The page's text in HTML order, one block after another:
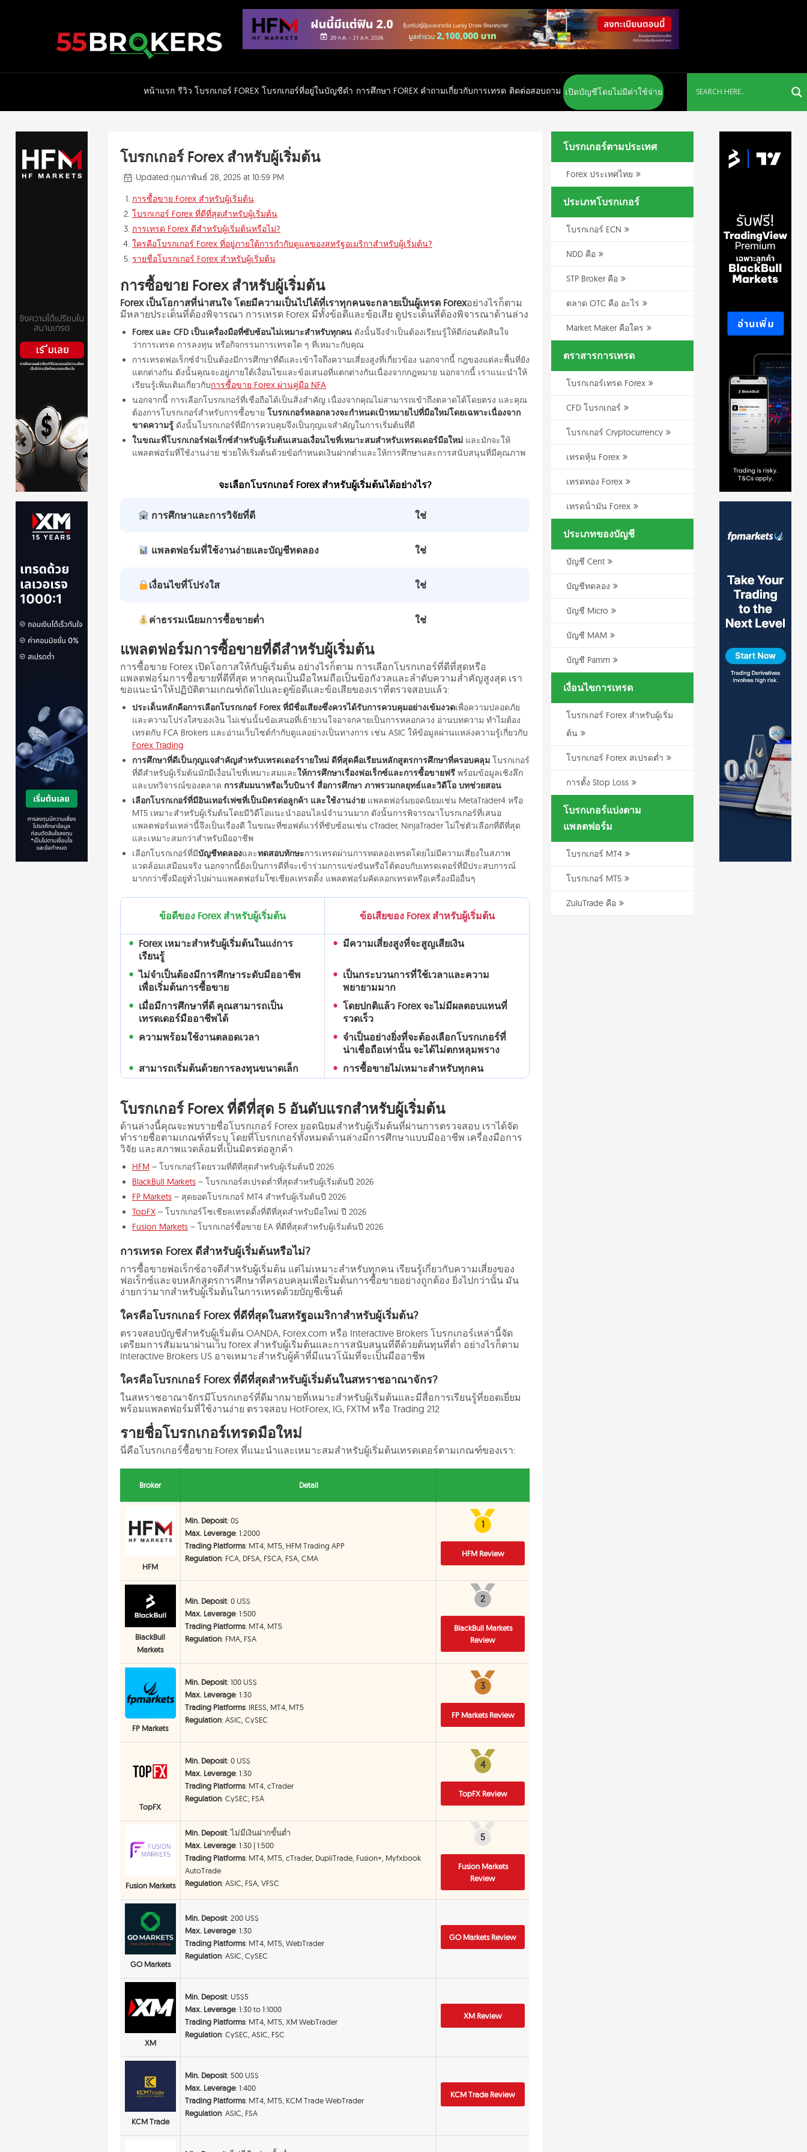
หน้าแรก รีวิว โบรกเกอร์ FOREX โบรกเกอร์ที่อยู่ในบัญชีดำ การศึกษา FOREX คำถามเกี่ยวกับการเทรด ติดต่อสอบถาม เปิดบัญชีโดยไม่มีค่าใช้จ่าย
โบรกเกอร์ Forex สำหรับผู้เริ่มต้น
Updated:กุมภาพันธ์ 28, 2025 at 10:59 PM
การซื้อขาย Forex สำหรับผู้เริ่มต้น
โบรกเกอร์ Forex ที่ดีที่สุดสำหรับผู้เริ่มต้น
การเทรด Forex ดีสำหรับผู้เริ่มต้นหรือไม่?
ใครคือโบรกเกอร์ Forex ที่อยู่ภายใต้การกำกับดูแลของสหรัฐอเมริกาสำหรับผู้เริ่มต้น?
รายชื่อโบรกเกอร์ Forex สำหรับผู้เริ่มต้น
การซื้อขาย Forex สำหรับผู้เริ่มต้น
Forex เป็นโอกาสที่น่าสนใจ โดยมีความเป็นไปได้ที่เราทุกคนจะกลายเป็นผู้เทรด Forexอย่างไรก็ตาม
มีหลายประเด็นที่ต้องพิจารณา การเทรด Forex มีทั้งข้อดีและข้อเสีย ดูประเด็นที่ต้องพิจารณาด้านล่าง
Forex และ CFD เป็นเครื่องมือที่ซับซ้อนไม่เหมาะสำหรับทุกคน ดังนั้นจึงจำเป็นต้องเรียนรู้ให้ดีก่อนตัดสินใจ
ว่าการเทรด การลงทุน หรือกิจกรรมการเทรดใด ๆ ที่เหมาะกับคุณ
การเทรดฟอเร็กซ์จำเป็นต้องมีการศึกษาที่ดีและเข้าใจถึงความเสี่ยงสูงที่เกี่ยวข้อง นอกจากนี้ กฎของแต่ละพื้นที่ยัง
แตกต่างกัน ดังนั้นคุณจะอยู่ภายใต้เงื่อนไขและข้อเสนอที่แตกต่างกันเนื่องจากกฎหมาย นอกจากนี้ เราแนะนำให้
เรียนรู้เพิ่มเติมเกี่ยวกับการซื้อขาย Forex ผ่านคู่มือ NFA
นอกจากนี้ การเลือกโบรกเกอร์ที่เชื่อถือได้เป็นสิ่งสำคัญ เนื่องจากคุณไม่สามารถเข้าถึงตลาดได้โดยตรง และคุณ
ต้องการโบรกเกอร์สำหรับการซื้อขาย โบรกเกอร์หลอกลวงจะกำหนดเป้าหมายไปที่มือใหม่โดยเฉพาะเนื่องจาก
ขาดความรู้ ดังนั้นโบรกเกอร์ที่มีการควบคุมจึงเป็นกุญแจสำคัญในการเริ่มต้นที่ดี
ในขณะที่โบรกเกอร์ฟอเร็กซ์สำหรับผู้เริ่มต้นเสนอเงื่อนไขที่เหมาะสมสำหรับเทรดเดอร์มือใหม่ และมักจะให้
แพลตฟอร์มที่ใช้งานง่าย ช่วยให้เริ่มต้นด้วยข้อกำหนดเงินฝากต่ำและให้การศึกษาและการสนับสนุนที่มีคุณภาพ
จะเลือกโบรกเกอร์ Forex สำหรับผู้เริ่มต้นได้อย่างไร?
การศึกษาและการวิจัยที่ดี ใช่
แพลตฟอร์มที่ใช้งานง่ายและบัญชีทดลอง ใช่
เงื่อนไขที่โปร่งใส ใช่
ค่าธรรมเนียมการซื้อขายต่ำ ใช่
แพลตฟอร์มการซื้อขายที่ดีสำหรับผู้เริ่มต้น
การซื้อขาย Forex เปิดโอกาสให้กับผู้เริ่มต้น อย่างไรก็ตาม การเลือกโบรกเกอร์ที่ดีที่สุดหรือ
แพลตฟอร์มการซื้อขายที่ดีที่สุด หากคุณเป็นมือใหม่ถือเป็นข้อกังวลและลำดับความสำคัญสูงสุด เรา
ขอแนะนำให้ปฏิบัติตามเกณฑ์ถัดไปและดูข้อดีและข้อเสียของเราที่ตรวจสอบแล้ว:
ประเด็นหลักคือการเลือกโบรกเกอร์ Forex ที่มีชื่อเสียงซึ่งควรได้รับการควบคุมอย่างเข้มงวดเพื่อความปลอดภัย
และความโปร่งใสของเงิน ไม่เช่นนั้นข้อเสนอที่เย้ายวนใจอาจกลายเป็นการหลอกลวง อ่านบทความ ทำไมต้อง
เทรดกับ FCA Brokers และอ่านเว็บไซต์กำกับดูแลอย่างเป็นทางการ เช่น ASIC ให้ข้อมูลผ่านแหล่งความรู้เกี่ยวกับ
Forex Trading
การศึกษาที่ดีเป็นกุญแจสำคัญสำหรับเทรดเดอร์รายใหม่ ดีที่สุดคือเรียนหลักสูตรการศึกษาที่ครอบคลุม โบรกเกอร์
ที่ดีสำหรับผู้เริ่มต้นมักมีเงื่อนไขที่เหมาะสมและให้การศึกษาเรื่องฟอเร็กซ์และการซื้อขายฟรี พร้อมข้อมูลเชิงลึก
และบทวิจารณ์ของตลาด การสัมมนาหรือเว็บบินาร์ สื่อการศึกษา ภาพรวมกลยุทธ์และวิดีโอ บทช่วยสอน
เลือกโบรกเกอร์ที่มีอินเทอร์เฟซที่เป็นมิตรต่อลูกค้า และใช้งานง่าย แพลตฟอร์มยอดนิยมเช่น MetaTrader4 หรือ
MT5 เหมาะสำหรับผู้เริ่มต้นโดยมีวิดีโอแนะนำออนไลน์จำนวนมาก ดังนั้นการพิจารณาโบรกเกอร์ที่เสนอ
แพลตฟอร์มเหล่านี้จึงเป็นเรื่องดี ในขณะที่ซอฟต์แวร์ที่ซับซ้อนเช่น cTrader, NinjaTrader ไม่ใช่ตัวเลือกที่ดีที่สุด
และเหมาะสมกว่าสำหรับมืออาชีพ
เลือกโบรกเกอร์ที่มีบัญชีทดลองและทดสอบทักษะการเทรดผ่านการทดลองเทรดโดยไม่มีความเสี่ยงในสภาพ
แวดล้อมเสมือนจริง นอกจากนี้ยังเป็นการดีที่จะเข้าร่วมการแข่งขันหรือโต้ตอบกับเทรดเดอร์ที่มีประสบการณ์
มากกว่าซึ่งมีอยู่ทั่วไปผ่านแพลตฟอร์มโซเชียลเทรดดิ้ง แพลตฟอร์มคัดลอกเทรดหรือเครื่องมืออื่นๆ
ข้อดีของ Forex สำหรับผู้เริ่มต้น ข้อเสียของ Forex สำหรับผู้เริ่มต้น
Forex เหมาะสำหรับผู้เริ่มต้นในแง่การ
เรียนรู้
มีความเสี่ยงสูงที่จะสูญเสียเงิน
ไม่จำเป็นต้องมีการศึกษาระดับมืออาชีพ
เพื่อเริ่มต้นการซื้อขาย
เป็นกระบวนการที่ใช้เวลาและความ
พยายามมาก
เมื่อมีการศึกษาที่ดี คุณสามารถเป็น
เทรดเดอร์มืออาชีพได้
โดยปกติแล้ว Forex จะไม่มีผลตอบแทนที่
รวดเร็ว
ความพร้อมใช้งานตลอดเวลา
จำเป็นอย่างยิ่งที่จะต้องเลือกโบรกเกอร์ที่
น่าเชื่อถือเท่านั้น จะได้ไม่ตกหลุมพราง
สามารถเริ่มต้นด้วยการลงทุนขนาดเล็ก
การซื้อขายไม่เหมาะสำหรับทุกคน
โบรกเกอร์ Forex ที่ดีที่สุด 5 อันดับแรกสำหรับผู้เริ่มต้น
ด้านล่างนี้คุณจะพบรายชื่อโบรกเกอร์ Forex ยอดนิยมสำหรับผู้เริ่มต้นที่ผ่านการตรวจสอบ เราได้จัด
ทำรายชื่อตามเกณฑ์ที่ระบุ โดยที่โบรกเกอร์ทั้งหมดด้านล่างมีการศึกษาแบบมืออาชีพ เครื่องมือการ
วิจัย และสภาพแวดล้อมที่เป็นมิตรต่อลูกค้า
HFM – โบรกเกอร์โดยรวมที่ดีที่สุดสำหรับผู้เริ่มต้นปี 2026
BlackBull Markets – โบรกเกอร์สเปรดต่ำที่สุดสำหรับผู้เริ่มต้นปี 2026
FP Markets – สุดยอดโบรกเกอร์ MT4 สำหรับผู้เริ่มต้นปี 2026
TopFX – โบรกเกอร์โซเชียลเทรดดิ้งที่ดีที่สุดสำหรับมือใหม่ ปี 2026
Fusion Markets – โบรกเกอร์ซื้อขาย EA ที่ดีที่สุดสำหรับผู้เริ่มต้นปี 2026
การเทรด Forex ดีสำหรับผู้เริ่มต้นหรือไม่?
การซื้อขายฟอเร็กซ์อาจดีสำหรับผู้เริ่มต้น แต่ไม่เหมาะสำหรับทุกคน เรียนรู้เกี่ยวกับความเสี่ยงของ
ฟอเร็กซ์และจบหลักสูตรการศึกษาที่ครอบคลุมเพื่อเริ่มต้นการซื้อขายอย่างถูกต้อง ยิ่งไปกว่านั้น มัน
ง่ายกว่ามากสำหรับผู้เริ่มต้นในการเทรดด้วยบัญชีเซ็นต์
ใครคือโบรกเกอร์ Forex ที่ดีที่สุดในสหรัฐอเมริกาสำหรับผู้เริ่มต้น?
ตรวจสอบบัญชีสำหรับผู้เริ่มต้น OANDA, Forex.com หรือ Interactive Brokers โบรกเกอร์เหล่านี้จัด
เตรียมการสัมมนาผ่านเว็บ forex สำหรับผู้เริ่มต้นและการสนับสนุนที่ดีด้วยต้นทุนที่ต่ำ อย่างไรก็ตาม
Interactive Brokers US อาจเหมาะสำหรับผู้ค้าที่มีแนวโน้มที่จะเป็นมืออาชีพ
ใครคือโบรกเกอร์ Forex ที่ดีที่สุดสำหรับผู้เริ่มต้นในสหราชอาณาจักร?
ในสหราชอาณาจักรมีโบรกเกอร์ที่ดีมากมายที่เหมาะสำหรับผู้เริ่มต้นและมีสื่อการเรียนรู้ที่ยอดเยี่ยม
พร้อมแพลตฟอร์มที่ใช้งานง่าย ตรวจสอบ HotForex, IG, FXTM หรือ Trading 212
รายชื่อโบรกเกอร์เทรดมือใหม่
นี่คือโบรกเกอร์ซื้อขาย Forex ที่แนะนำและเหมาะสมสำหรับผู้เริ่มต้นเทรดเดอร์ตามเกณฑ์ของเรา:
Broker Detail
HFM
Min. Deposit: 0$
Max. Leverage: 1:2000
Trading Platforms: MT4, MT5, HFM Trading APP
Regulation: FCA, DFSA, FSCA, FSA, CMA
11
HFM Review
BlackBull
Markets
Min. Deposit: 0 US$
Max. Leverage: 1:500
Trading Platforms: MT4, MT5
Regulation: FMA, FSA
2
2
BlackBull Markets
Review
FP Markets
Min. Deposit: 100 US$
Max. Leverage: 1:30
Trading Platforms: IRESS, MT4, MT5
Regulation: ASIC, CySEC
3
3
FP Markets Review
TopFX
Min. Deposit: 0 US$
Max. Leverage: 1:30
Trading Platforms: MT4, cTrader
Regulation: CySEC, FSA
4
4
TopFX Review
Fusion Markets
Min. Deposit: ไม่มีเงินฝากขั้นต่ำ
Max. Leverage: 1:30 | 1:500
Trading Platforms: MT4, MT5, cTrader, DupliTrade, Fusion+, Myfxbook
AutoTrade
Regulation: ASIC, FSA, VFSC
5
5
Fusion Markets
Review
GO Markets
Min. Deposit: 200 US$
Max. Leverage: 1:30
Trading Platforms: MT4, MT5, WebTrader
Regulation: ASIC, CySEC
GO Markets Review
XM
Min. Deposit: US$5
Max. Leverage: 1:30 to 1:1000
Trading Platforms: MT4, MT5, XM WebTrader
Regulation: CySEC, ASIC, FSC
XM Review
KCM Trade
Min. Deposit: 500 US$
Max. Leverage: 1:400
Trading Platforms: MT4, MT5, KCM Trade WebTrader
Regulation: ASIC, FSA
KCM Trade Review
โบรกเกอร์ตามประเทศ
Forex ประเทศไทย
ประเภทโบรกเกอร์
โบรกเกอร์ ECN
NDD คือ
STP Broker คือ
ตลาด OTC คือ อะไร
Market Maker คือใคร
ตราสารการเทรด
โบรกเกอร์เทรด Forex
CFD โบรกเกอร์
โบรกเกอร์ Cryptocurrency
เทรดหุ้น Forex
เทรดทอง Forex
เทรดน้ํามัน Forex
ประเภทของบัญชี
บัญชี Cent
บัญชีทดลอง
บัญชี Micro
บัญชี MAM
บัญชี Pamm
เงื่อนไขการเทรด
โบรกเกอร์ Forex สำหรับผู้เริ่ม
ต้น
โบรกเกอร์ Forex สเปรดต่ำ
การตั้ง Stop Loss
โบรกเกอร์แบ่งตาม
แพลตฟอร์ม
โบรกเกอร์ MT4
โบรกเกอร์ MT5
ZuluTrade คือ